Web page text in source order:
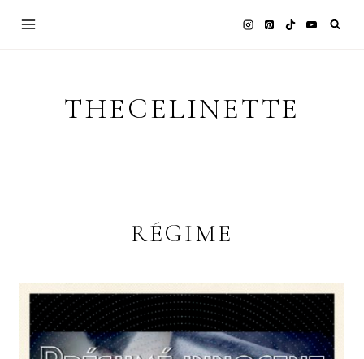
THECELINETTE
RÉGIME